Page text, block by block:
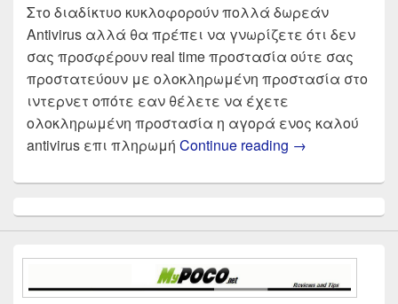
Στο διαδίκτυο κυκλοφορούν πολλά δωρεάν
Antivirus αλλά θα πρέπει να γνωρίζετε ότι δεν
σας προσφέρουν real time προστασία ούτε σας
προστατεύουν με ολοκληρωμένη προστασία στο
ιντερνετ οπότε εαν θέλετε να έχετε
ολοκληρωμένη προστασία η αγορά ενος καλού
antivirus επι πληρωμή Continue reading Το καλύτερο
→
Sidebar
Widget